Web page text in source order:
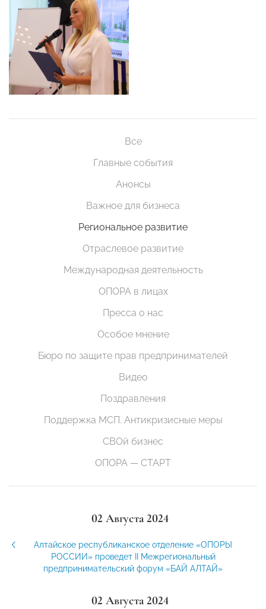
Все
Главные события
Анонсы
Важное для бизнеса
Региональное развитие
Отраслевое развитие
Международная деятельность
ОПОРА в лицах
Пресса о нас
Особое мнение
Бюро по защите прав предпринимателей
Видео
Поздравления
Поддержка МСП. Антикризисные меры
СВОй бизнес
ОПОРА — СТАРТ
02 Августа 2024
Алтайское республиканское отделение «ОПОРЫ
РОССИИ» проведет II Межрегиональный
предпринимательский форум «БАЙ АЛТАЙ»
02 Августа 2024